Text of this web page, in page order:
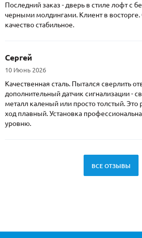
Последний заказ - дверь в стиле лофт с
черными молдингами. Клиент в
качество стабильное.
Сергей
10 Июнь 2026
Качественная сталь. Пытался сверлить
дополнительный датчик сигнализации -
металл каленый или просто толстый. Это
ход плавный. Установка
уровню.
ВСЕ ОТЗЫВЫ